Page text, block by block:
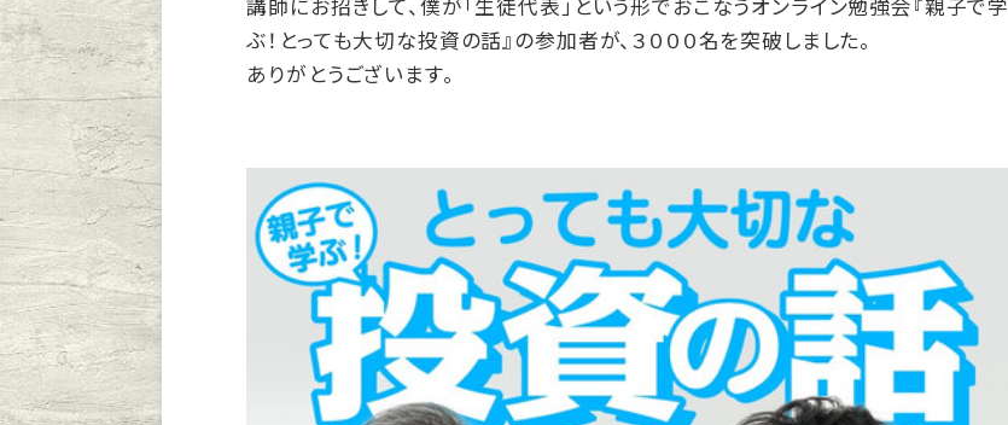
講師にお招きして、僕が「生徒代表」という形でおこなうオンライン勉強会『親子で学
ぶ！とっても大切な投資の話』の参加者が、３０００名を突破しました。
ありがとうございます。